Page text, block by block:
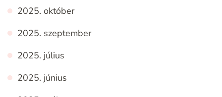
2025. október
2025. szeptember
2025. július
2025. június